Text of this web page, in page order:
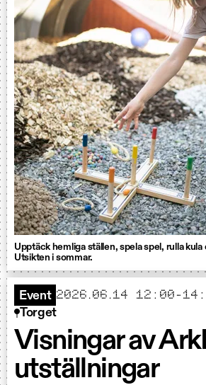
Upptäck hemliga ställen, spela spel, rulla kula
Utsikten i sommar.
Event 2026.06.14 12:00-
Torget
Visningar av
utställningar